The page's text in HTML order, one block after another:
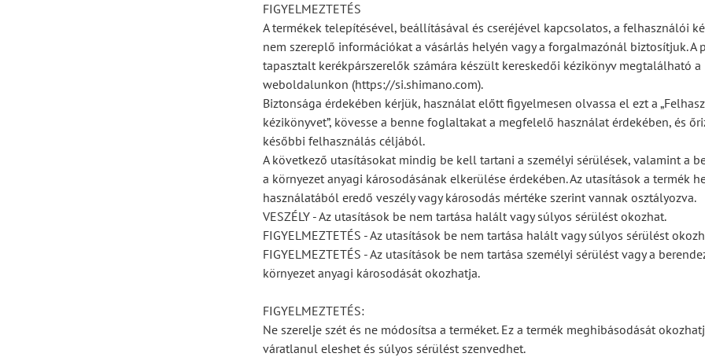
FIGYELMEZTETÉS
A termékek telepítésével, beállításával és cseréjével kapcsolatos, a felhasználói
nem szereplő információkat a vásárlás helyén vagy a forgalmazónál biztosítjuk. A
tapasztalt kerékpárszerelők számára készült kereskedői kézikönyv megtalálható a
weboldalunkon (https://si.shimano.com).
Biztonsága érdekében kérjük, használat előtt figyelmesen olvassa el ezt a
kézikönyvet”, kövesse a benne foglaltakat a megfelelő használat érdekében, és
későbbi felhasználás céljából.
A következő utasításokat mindig be kell tartani a személyi sérülések, valamint a
a környezet anyagi károsodásának elkerülése érdekében. Az utasítások a termék
használatából eredő veszély vagy károsodás mértéke szerint vannak osztályozva.
VESZÉLY - Az utasítások be nem tartása halált vagy súlyos sérülést okozhat.
FIGYELMEZTETÉS - Az utasítások be nem tartása halált vagy súlyos sérülést
FIGYELMEZTETÉS - Az utasítások be nem tartása személyi sérülést vagy a
környezet anyagi károsodását okozhatja.
FIGYELMEZTETÉS:
Ne szerelje szét és ne módosítsa a terméket. Ez a termék meghibásodását
váratlanul eleshet és súlyos sérülést szenvedhet.